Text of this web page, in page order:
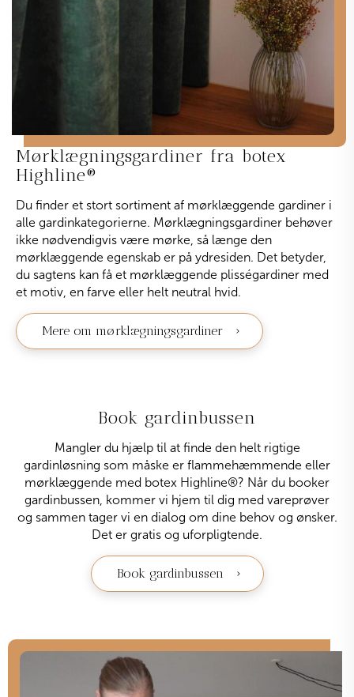
Mørklægningsgardiner fra botex
Highline®
Du finder et stort sortiment af mørklæggende gardiner i
alle gardinkategorierne. Mørklægningsgardiner behøver
ikke nødvendigvis være mørke, så længe den
mørklæggende egenskab er på ydresiden. Det betyder,
du sagtens kan få et mørklæggende plisségardiner med
et motiv, en farve eller helt neutral hvid.
Mere om mørklægningsgardiner
Book gardinbussen
Mangler du hjælp til at finde den helt rigtige
gardinløsning som måske er flammehæmmende eller
mørklæggende med botex Highline®? Når du booker
gardinbussen, kommer vi hjem til dig med vareprøver
og sammen tager vi en dialog om dine behov og ønsker.
Det er gratis og uforpligtende.
Book gardinbussen